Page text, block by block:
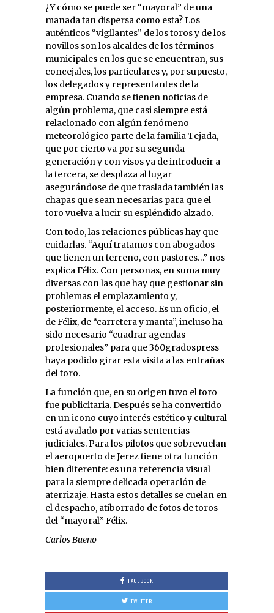
¿Y cómo se puede ser “mayoral” de una
manada tan dispersa como esta? Los
auténticos “vigilantes” de los toros y de los
novillos son los alcaldes de los términos
municipales en los que se encuentran, sus
concejales, los particulares y, por supuesto,
los delegados y representantes de la
empresa. Cuando se tienen noticias de
algún problema, que casi siempre está
relacionado con algún fenómeno
meteorológico parte de la familia Tejada,
que por cierto va por su segunda
generación y con visos ya de introducir a
la tercera, se desplaza al lugar
asegurándose de que traslada también las
chapas que sean necesarias para que el
toro vuelva a lucir su espléndido alzado.
Con todo, las relaciones públicas hay que
cuidarlas. “Aquí tratamos con abogados
que tienen un terreno, con pastores…” nos
explica Félix. Con personas, en suma muy
diversas con las que hay que gestionar sin
problemas el emplazamiento y,
posteriormente, el acceso. Es un oficio, el
de Félix, de “carretera y manta”, incluso ha
sido necesario “cuadrar agendas
profesionales” para que 360gradospress
haya podido girar esta visita a las entrañas
del toro.
La función que, en su origen tuvo el toro
fue publicitaria. Después se ha convertido
en un icono cuyo interés estético y cultural
está avalado por varias sentencias
judiciales. Para los pilotos que sobrevuelan
el aeropuerto de Jerez tiene otra función
bien diferente: es una referencia visual
para la siempre delicada operación de
aterrizaje. Hasta estos detalles se cuelan en
el despacho, atiborrado de fotos de toros
del “mayoral” Félix.
Carlos Bueno
FACEBOOK
TWITTER